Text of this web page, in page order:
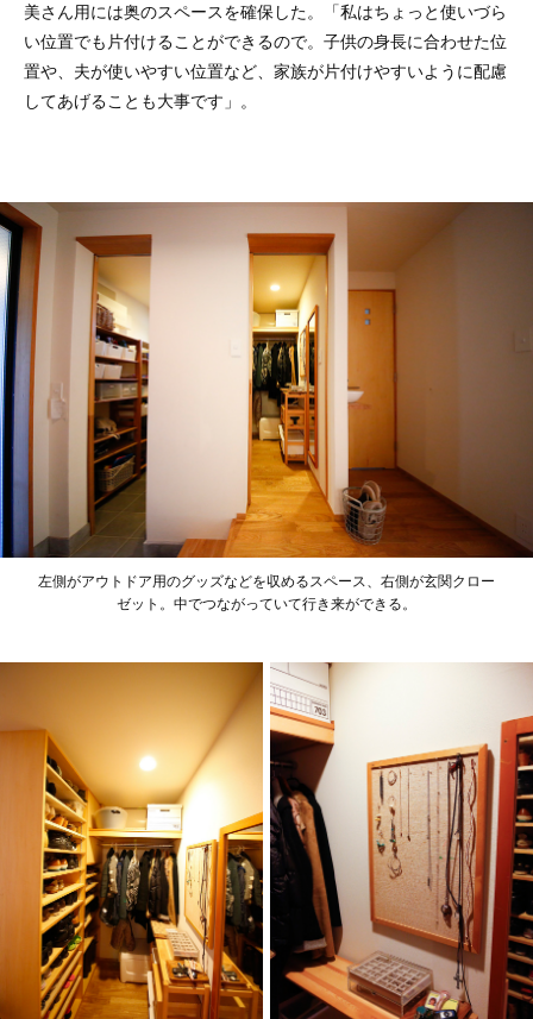
美さん用には奥のスペースを確保した。「私はちょっと使いづら
い位置でも片付けることができるので。子供の身長に合わせた位
置や、夫が使いやすい位置など、家族が片付けやすいように配慮
してあげることも大事です」。
左側がアウトドア用のグッズなどを収めるスペース、右側が玄関クロー
ゼット。中でつながっていて行き来ができる。